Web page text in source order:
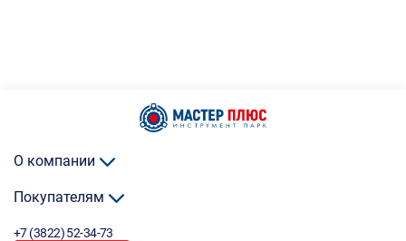
О компании
Покупателям
+7 (3822) 52-34-73